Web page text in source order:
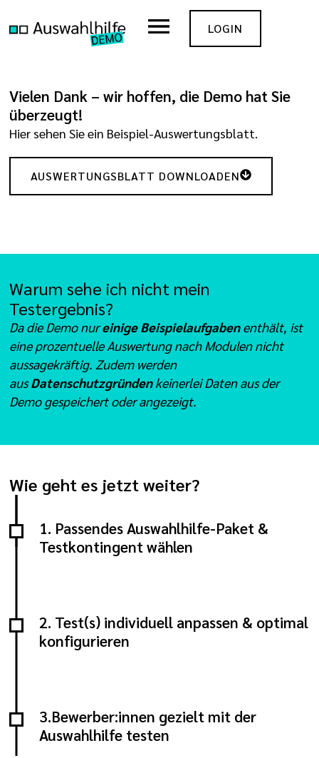
LOGIN
Vielen Dank – wir hoffen, die Demo hat Sie
überzeugt!
Hier sehen Sie ein Beispiel-Auswertungsblatt.
AUSWERTUNGSBLATT DOWNLOADEN
Warum sehe ich nicht mein
Testergebnis?
Da die Demo nureinige Beispielaufgabenenthält, ist
eine prozentuelle Auswertung nach Modulen nicht
aussagekräftig. Zudem werden
ausDatenschutzgründenkeinerlei Daten aus der
Demo gespeichert oder angezeigt.
Wie geht es jetzt weiter?
1. Passendes Auswahlhilfe-Paket &
Testkontingent wählen
2. Test(s) individuell anpassen & optimal
konfigurieren
3.Bewerber:innen gezielt mit der
Auswahlhilfe testen